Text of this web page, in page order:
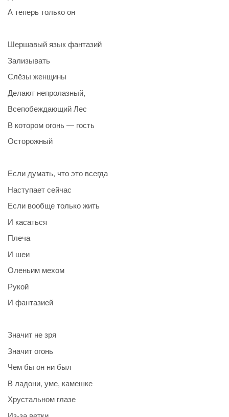
А теперь только он
Шершавый язык фантазий
Зализывать
Слёзы женщины
Делают непролазный,
Всепобеждающий Лес
В котором огонь — гость
Осторожный
Если думать, что это всегда
Наступает сейчас
Если вообще только жить
И касаться
Плеча
И шеи
Оленьим мехом
Рукой
И фантазией
Значит не зря
Значит огонь
Чем бы он ни был
В ладони, уме, камешке
Хрустальном глазе